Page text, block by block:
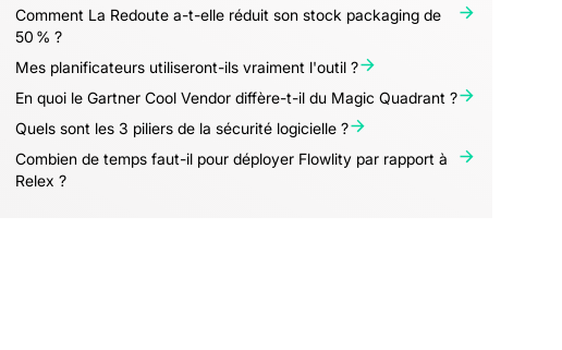
Comment La Redoute a-t-elle réduit son stock packaging de
50 % ?
Mes planificateurs utiliseront-ils vraiment l'outil ?
En quoi le Gartner Cool Vendor diffère-t-il du Magic Quadrant ?
Quels sont les 3 piliers de la sécurité logicielle ?
Combien de temps faut-il pour déployer Flowlity par rapport à
Relex ?